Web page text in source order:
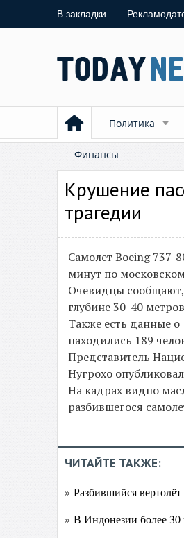
В закладки
Политика
Финансы
Крушение
трагедии
Самолет Boeing 737-
минут по
Очевидцы сообщают,
глубине 30-40
Также есть данные
находились 189
Представитель
Нугрохо
На кадрах видно
разбившегося
ЧИТАЙТЕ ТАКЖЕ:
» Разбившийся
» В Индонезии более 30